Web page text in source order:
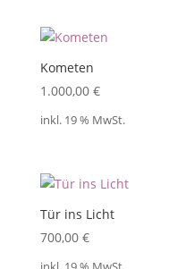
Kometen
1.000,00 €
inkl. 19 % MwSt.
Tür ins Licht
700,00 €